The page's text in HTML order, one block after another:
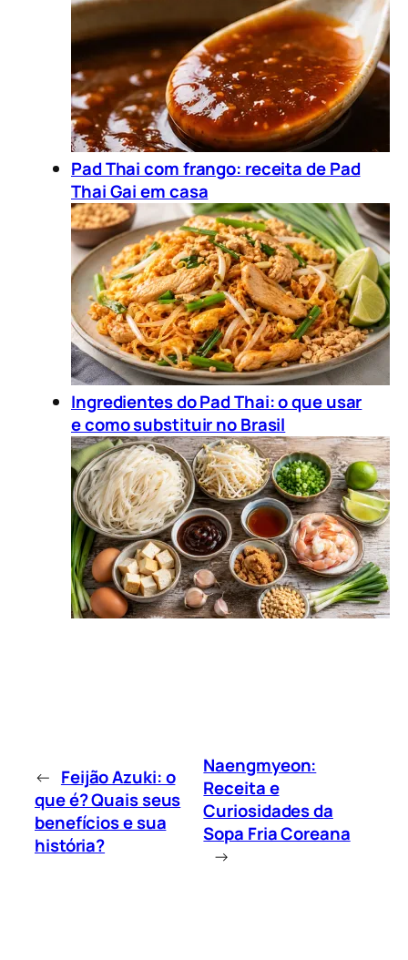
Pad Thai com frango: receita de Pad
Thai Gai em casa
Ingredientes do Pad Thai: o que usar
e como substituir no Brasil
← Feijão Azuki: o
que é? Quais seus
benefícios e sua
história?
Naengmyeon:
Receita e
Curiosidades da
Sopa Fria Coreana
→